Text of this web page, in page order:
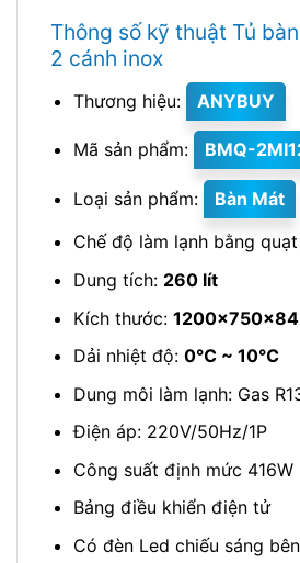
Thông số kỹ thuật Tủ
2 cánh inox
Thương hiệu: ANYBUY
Mã sản phẩm: BMQ-
Loại sản phẩm:
Bàn Mát
Chế độ làm lạnh bằng
Dung tích: 260 lít
Kích thước:
Dải nhiệt độ: 0℃ ~ 10℃
Dung môi làm lạnh: Gas
Điện áp: 220V/50Hz/1P
Công suất định mức 416W
Bảng điều khiển điện tử
Có đèn Led chiếu sáng